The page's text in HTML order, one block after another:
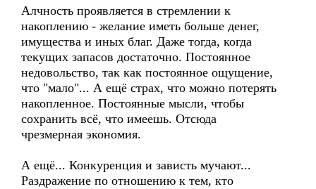
Алчность проявляется в стремлении к
накоплению - желание иметь больше денег,
имущества и иных благ. Даже тогда, когда
текущих запасов достаточно. Постоянное
недовольство, так как постоянное ощущение,
что "мало"... А ещё страх, что можно потерять
накопленное. Постоянные мысли, чтобы
сохранить всё, что имеешь. Отсюда
чрезмерная экономия.
А ещё... Конкуренция и зависть мучают...
Раздражение по отношению к тем, кто